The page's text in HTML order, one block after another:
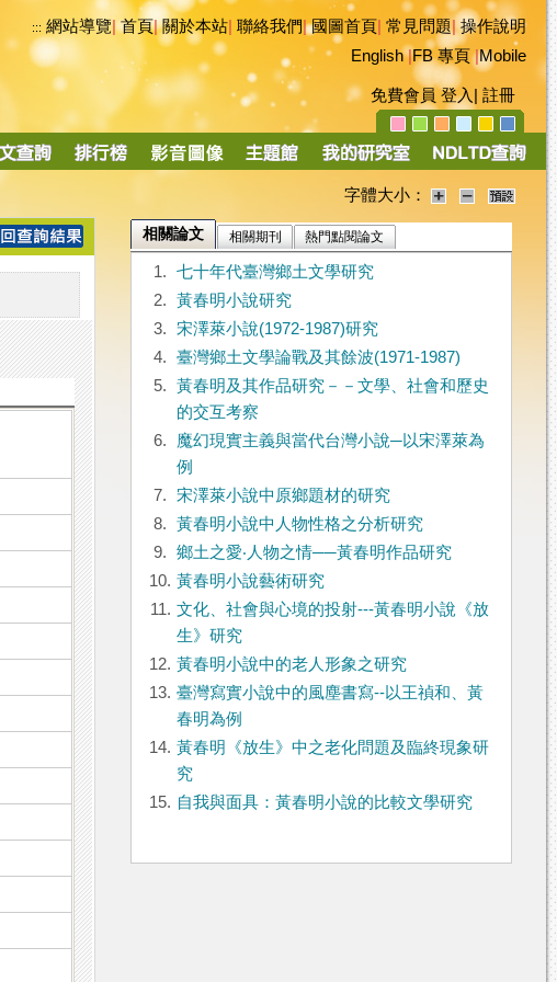
::: 網站導覽|首頁|關於本站 聯絡我們|國圖首頁 常見問題|操作說明
English|FB 專頁|Mobile
免費會員 登入 註冊
字體大小：
相關論文 相關期刊 熱門點閱論文
1.
七十年代臺灣鄉土文學研究
2.
黃春明小說研究
3.
宋澤萊小說(1972-1987)研究
4.
臺灣鄉土文學論戰及其餘波(1971-1987)
5.
黃春明及其作品研究－－文學、社會和歷史
的交互考察
6.
魔幻現實主義與當代台灣小說─以宋澤萊為
例
7.
宋澤萊小說中原鄉題材的研究
8.
黃春明小說中人物性格之分析研究
9.
鄉土之愛‧人物之情──黃春明作品研究
10. 黃春明小說藝術研究
11. 文化、社會與心境的投射---黃春明小說《放
生》研究
12. 黃春明小說中的老人形象之研究
13. 臺灣寫實小說中的風塵書寫--以王禎和、黃
春明為例
14. 黃春明《放生》中之老化問題及臨終現象研
究
15. 自我與面具：黃春明小說的比較文學研究